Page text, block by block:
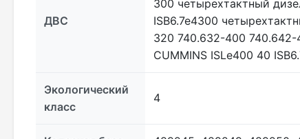
ДВС
300 четырехтактный
ISB6.7e4300
320 740.632-400
CUMMINS ISLe400 40
Экологический
класс
4